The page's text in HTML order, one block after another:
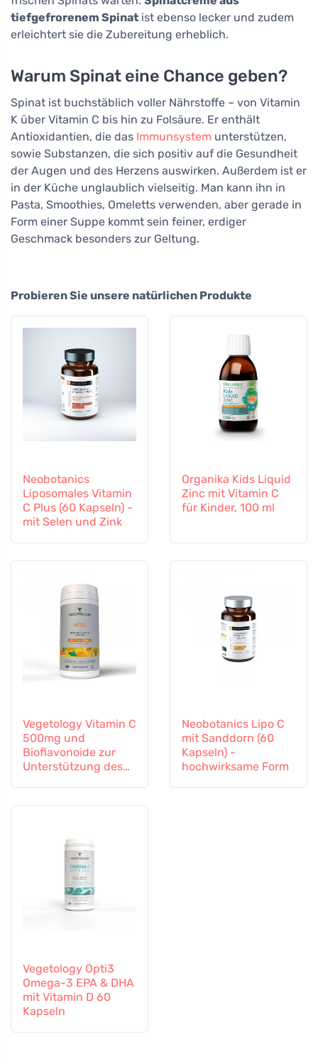
tiefgefrorenem Spinat ist ebenso lecker und zudem
erleichtert sie die Zubereitung erheblich.
Warum Spinat eine Chance geben?
Spinat ist buchstäblich voller Nährstoffe – von Vitamin
K über Vitamin C bis hin zu Folsäure. Er enthält
Antioxidantien, die das Immunsystem unterstützen,
sowie Substanzen, die sich positiv auf die Gesundheit
der Augen und des Herzens auswirken. Außerdem ist er
in der Küche unglaublich vielseitig. Man kann ihn in
Pasta, Smoothies, Omeletts verwenden, aber gerade in
Form einer Suppe kommt sein feiner, erdiger
Geschmack besonders zur Geltung.
Probieren Sie unsere natürlichen Produkte
Neobotanics
Liposomales Vitamin
C Plus (60 Kapseln) -
mit Selen und Zink
Organika Kids Liquid
Zinc mit Vitamin C
für Kinder, 100 ml
Vegetology Vitamin C
500mg und
Bioflavonoide zur
Unterstützung des
Neobotanics Lipo C
mit Sanddorn (60
Kapseln) -
hochwirksame Form
Vegetology Opti3
Omega-3 EPA & DHA
mit Vitamin D 60
Kapseln